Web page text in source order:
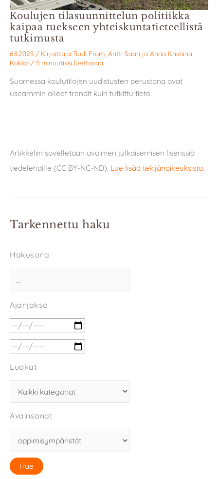
Koulujen tilasuunnittelun politiikka
kaipaa tuekseen yhteiskuntatieteellistä
tutkimusta
6.8.2025 / Kirjoittaja Tuuli From Antti Saari ja Anna Kristiina
Kokko / 5 minuutiksi luettavaa
Suomessa koulutilojen uudistusten perustana ovat
useammin olleet trendit kuin tutkittu tieto.
Artikkeliin sovelletaan avoimen julkaisemisen lisenssiä
tiedelehdille (CC BY-NC-ND). Lue lisää tekijänoikeuksista.
Tarkennettu haku
Hakusana
Ajanjakso
Luokat
Avainsanat